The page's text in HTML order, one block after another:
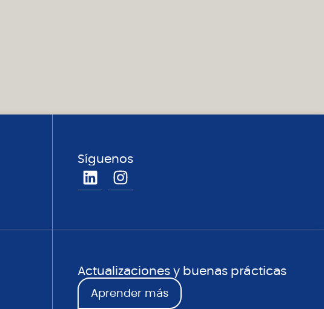
Síguenos
Actualizaciones y buenas prácticas
Aprender más